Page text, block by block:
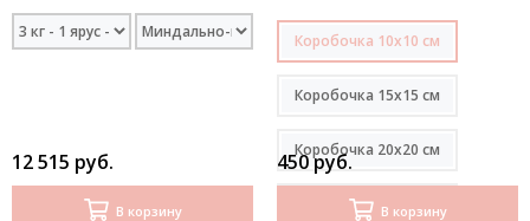
12 515 руб.
В корзину
Коробочка 10х10 см
Коробочка 15х15 см
Коробочка 20х20 см
Коробочка 10х20 см
450 руб.
В корзину